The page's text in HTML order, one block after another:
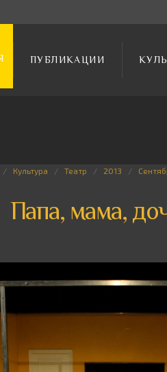
ПУБЛИКАЦИИ
Культура Театр 2013
Папа, мама,